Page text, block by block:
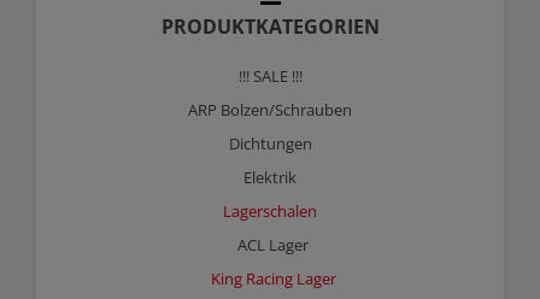
PRODUKTKATEGORIEN
!!! SALE !!!
ARP Bolzen/Schrauben
Dichtungen
Elektrik
Lagerschalen
ACL Lager
King Racing Lager